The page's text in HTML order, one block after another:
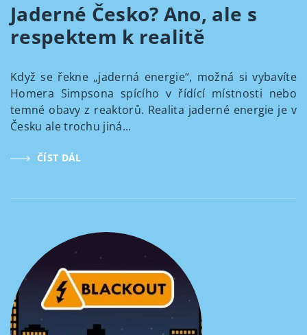
Jaderné Česko? Ano, ale s
respektem k realitě
Když se řekne „jaderná energie“, možná si vybavíte
Homera Simpsona spícího v řídící místnosti nebo
temné obavy z reaktorů. Realita jaderné energie je v
Česku ale trochu jiná...
ČÍST DÁL